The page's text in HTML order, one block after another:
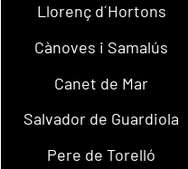
Llorenç d´Hortons
Cànoves i Samalús
Canet de Mar
Salvador de Guardiola
Pere de Torelló